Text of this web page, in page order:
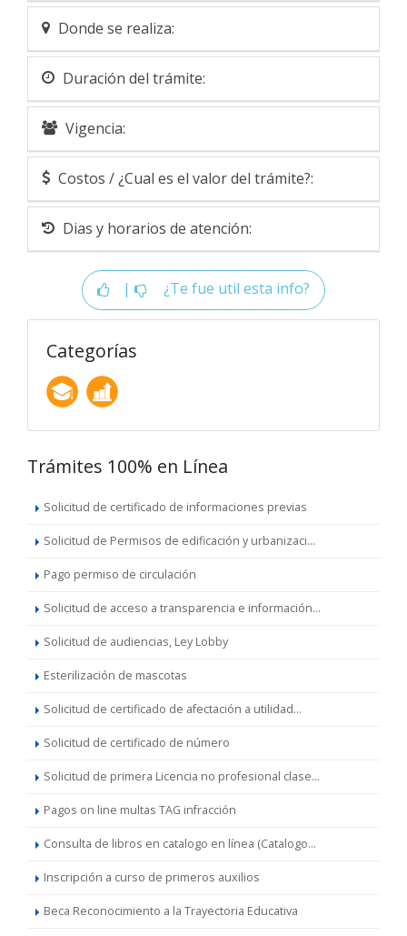
Donde se realiza:
Duración del trámite:
Vigencia:
Costos / ¿Cual es el valor del trámite?:
Dias y horarios de atención:
| ¿Te fue util esta info?
Categorías
Trámites 100% en Línea
Solicitud de certificado de informaciones previas
Solicitud de Permisos de edificación y urbanizaci...
Pago permiso de circulación
Solicitud de acceso a transparencia e información...
Solicitud de audiencias, Ley Lobby
Esterilización de mascotas
Solicitud de certificado de afectación a utilidad...
Solicitud de certificado de número
Solicitud de primera Licencia no profesional clase...
Pagos on line multas TAG infracción
Consulta de libros en catalogo en línea (Catalogo...
Inscripción a curso de primeros auxilios
Beca Reconocimiento a la Trayectoria Educativa